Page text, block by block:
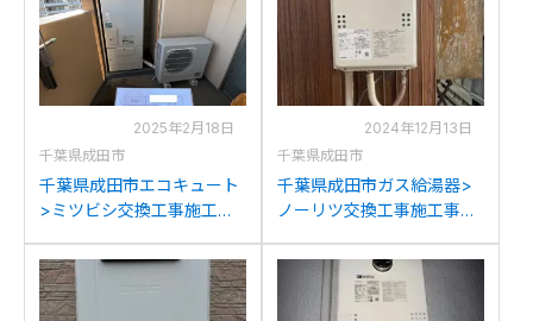
RUF-245SAW(B)への交換
への交換
2025年2月18日
千葉県成田市
千葉県成田市エコキュート
>ミツビシ交換工事施工事
BLからミツビシSRT-
S376Uへの交換
2024年12月13日
千葉県成田市
千葉県成田市ガス給湯器>
ノーリツ交換工事施工事
ーリツGQ-1639WS-1への